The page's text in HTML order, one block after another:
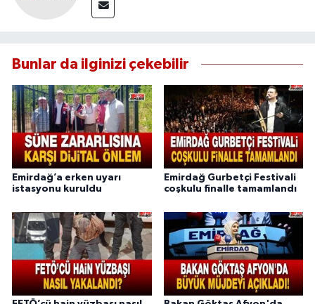
Bunlar da ilginizi çekebilir
Emirdağ’a erken uyarı
istasyonu kuruldu
Emirdağ Gurbetçi Festivali
coşkulu finalle tamamlandı